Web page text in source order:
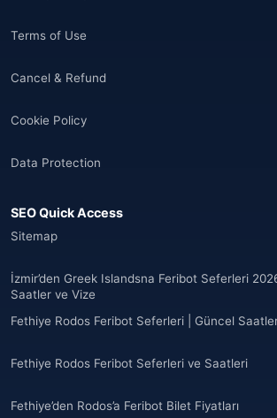
Terms of Use
Cancel & Refund
Cookie Policy
Data Protection
SEO Quick Access
Sitemap
İzmir’den Greek Islandsna Feribot Seferleri
Saatler ve Vize
Fethiye Rodos Feribot Seferleri | Güncel
Fethiye Rodos Feribot Seferleri ve Saatleri
Fethiye’den Rodos’a Feribot Bilet Fiyatları